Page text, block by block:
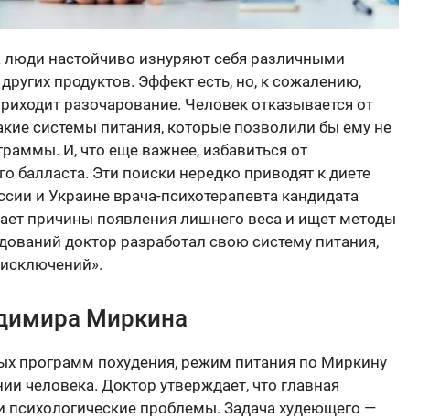
люди настойчиво изнуряют себя различными
продуктов. Эффект есть, но, к сожалению,
разочарование. Человек отказывается от
системы питания, которые позволили бы ему не
И, что еще важнее, избавиться от
балласта. Эти поиски нередко приводят к диете
и Украине врача-психотерапевта кандидата
причины появления лишнего веса и ищет методы
доктор разработал свою систему питания,
Миркина
программ похудения, режим питания по Миркину
человека. Доктор утверждает, что главная
психологические проблемы. Задача худеющего —